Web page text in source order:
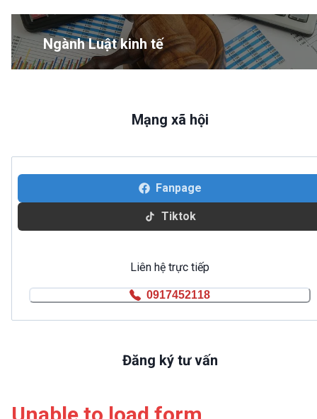
Ngành Luật kinh tế
Mạng xã hội
Fanpage
Tiktok
Liên hệ trực tiếp
0917452118
Đăng ký tư vấn